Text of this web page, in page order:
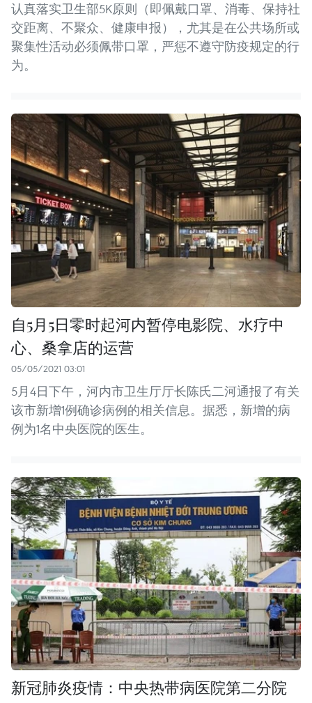
认真落实卫生部5K原则（即佩戴口罩、消毒、保持社
交距离、不聚众、健康申报），尤其是在公共场所或
聚集性活动必须佩带口罩，严惩不遵守防疫规定的行
为。
自5月5日零时起河内暂停电影院、水疗中
心、桑拿店的运营
05/05/2021 03:01
5月4日下午，河内市卫生厅厅长陈氏二河通报了有关
该市新增1例确诊病例的相关信息。据悉，新增的病
例为1名中央医院的医生。
新冠肺炎疫情：中央热带病医院第二分院